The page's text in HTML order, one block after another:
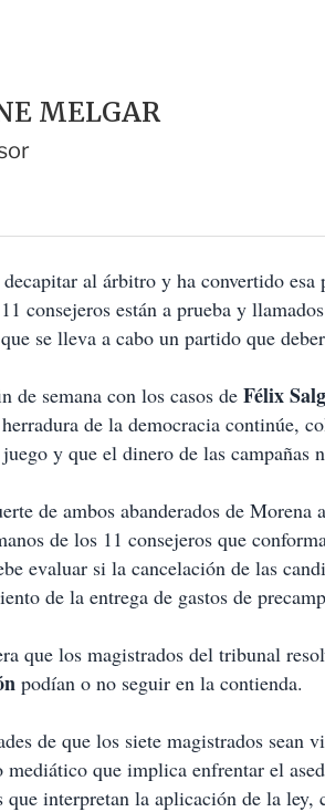
MELGAR
al árbitro y ha convertido esa
consejeros están a prueba y
se lleva a cabo un partido que
de semana con los casos de Félix
de la democracia continúe,
y que el dinero de las campañas
de ambos abanderados de Morena
de los 11 consejeros que
evaluar si la cancelación de las
de la entrega de gastos de
que los magistrados del tribunal
podían o no seguir en la contienda.
de que los siete magistrados sean
mediático que implica enfrentar el
que interpretan la aplicación de la